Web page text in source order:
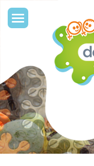
Toggle
navigation